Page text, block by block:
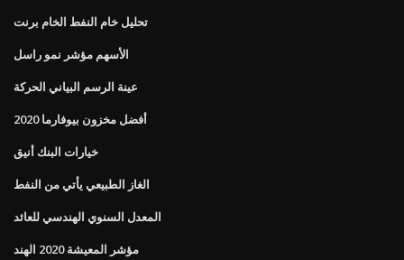
تحليل خام النفط الخام برنت
الأسهم مؤشر نمو راسل
عينة الرسم البياني الحركة
أفضل مخزون بيوفارما 2020
خيارات البنك أنيق
الغاز الطبيعي يأتي من النفط
المعدل السنوي الهندسي للعائد
مؤشر المعيشة 2020 الهند